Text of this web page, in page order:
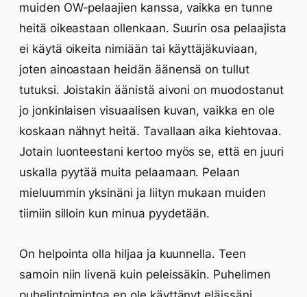
muiden OW-pelaajien kanssa, vaikka en tunne
heitä oikeastaan ollenkaan. Suurin osa pelaajista
ei käytä oikeita nimiään tai käyttäjäkuviaan,
joten ainoastaan heidän äänensä on tullut
tutuksi. Joistakin äänistä aivoni on muodostanut
jo jonkinlaisen visuaalisen kuvan, vaikka en ole
koskaan nähnyt heitä. Tavallaan aika kiehtovaa.
Jotain luonteestani kertoo myös se, että en juuri
uskalla pyytää muita pelaamaan. Pelaan
mieluummin yksinäni ja liityn mukaan muiden
tiimiin silloin kun minua pyydetään.
On helpointa olla hiljaa ja kuunnella. Teen
samoin niin livenä kuin peleissäkin. Puhelimen